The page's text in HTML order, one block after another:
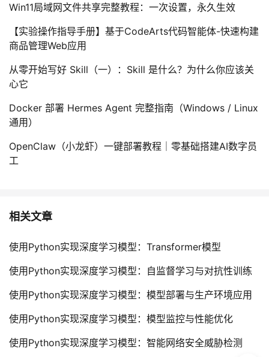
Win11局域网文件共享完整教程：一次设置，永久生效
【实验操作指导手册】基于CodeArts代码智能体-快速构建
商品管理Web应用
从零开始写好 Skill（一）：Skill 是什么？为什么你应该关
心它
Docker 部署 Hermes Agent 完整指南（Windows / Linux
通用）
OpenClaw（小龙虾）一键部署教程｜零基础搭建AI数字员
工
相关文章
使用Python实现深度学习模型：Transformer模型
使用Python实现深度学习模型：自监督学习与对抗性训练
使用Python实现深度学习模型：模型部署与生产环境应用
使用Python实现深度学习模型：模型监控与性能优化
使用Python实现深度学习模型：智能网络安全威胁检测